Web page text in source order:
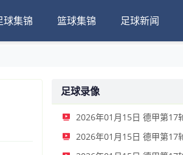
球集锦 篮球集锦 足球新闻
足球录像